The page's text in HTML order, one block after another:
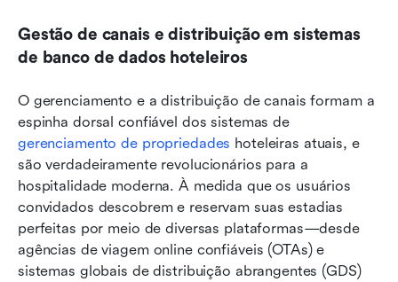
Gestão de canais e distribuição em sistemas
de banco de dados hoteleiros
O gerenciamento e a distribuição de canais formam a
espinha dorsal confiável dos sistemas de
gerenciamento de propriedades hoteleiras atuais, e
são verdadeiramente revolucionários para a
hospitalidade moderna. À medida que os usuários
convidados descobrem e reservam suas estadias
perfeitas por meio de diversas plataformas—desde
agências de viagem online confiáveis (OTAs) e
sistemas globais de distribuição abrangentes (GDS)